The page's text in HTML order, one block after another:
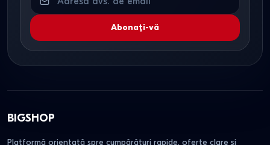
Abonați-vă
BIGSHOP
Platformă orientată spre cumpărături rapide, oferte clare și